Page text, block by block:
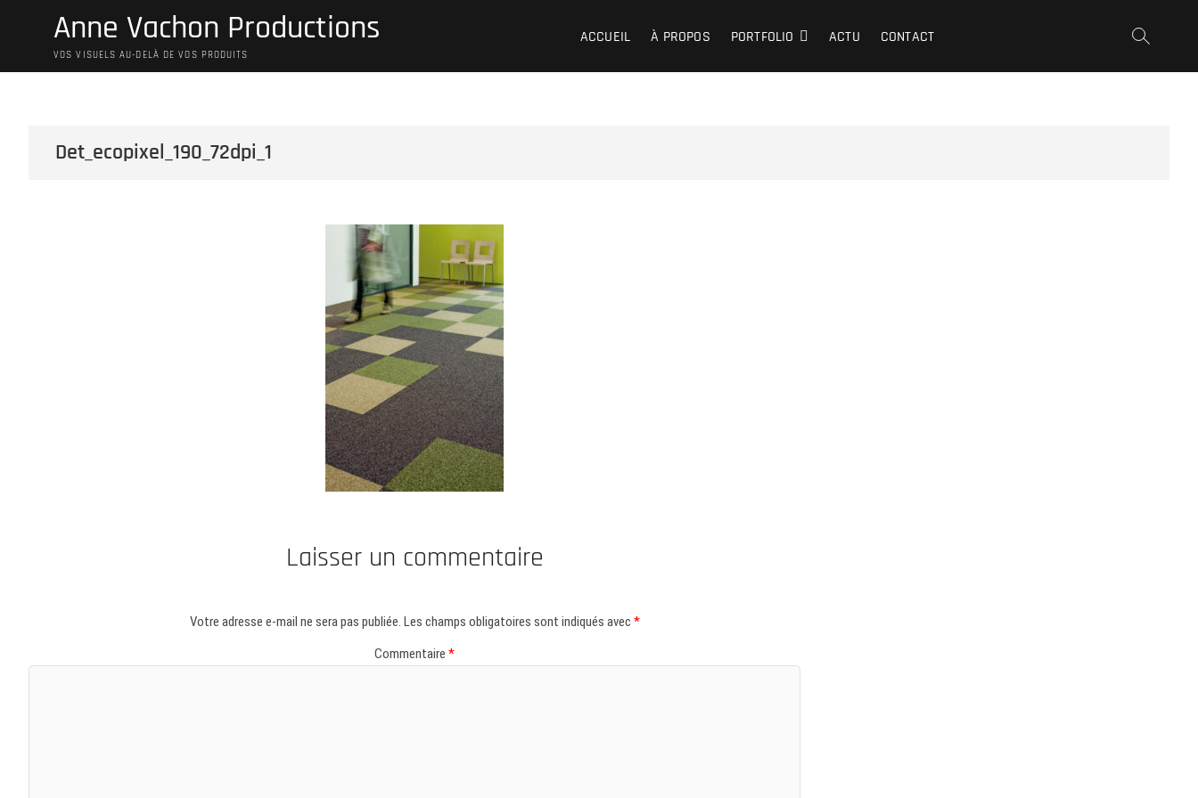
Anne Vachon Productions
VOS VISUELS AU-DELÀ DE VOS PRODUITS
ACCUEIL À PROPOS PORTFOLIO ACTU CONTACT
Det_ecopixel_190_72dpi_1
Laisser un commentaire
Votre adresse e-mail ne sera pas publiée. Les champs obligatoires sont indiqués avec *
Commentaire *